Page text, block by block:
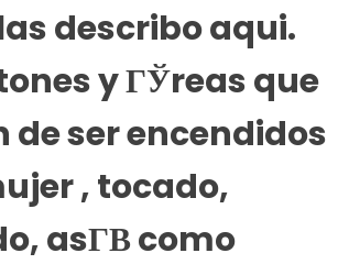
describo aqui.
y ГЎreas que
de ser encendidos
, tocado,
asГ­В­ como